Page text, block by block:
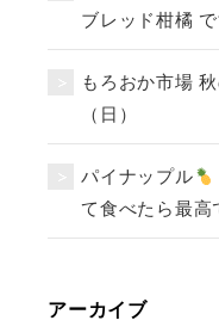
ブレッド柑橘 で
もろおか市場
（日）
パイナップル
て食べたら最高
アーカイブ